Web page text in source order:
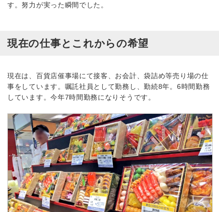
す。努力が実った瞬間でした。
現在の仕事とこれからの希望
現在は、百貨店催事場にて接客、お会計、袋詰め等売り場の仕
事をしています。嘱託社員として勤務し、勤続8年。6時間勤務
しています。今年7時間勤務になりそうです。